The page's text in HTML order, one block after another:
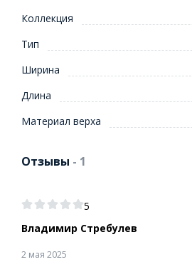
Коллекция
Тип
Ширина
Длина
Материал верха
Отзывы - 1
5
Владимир Стребулев
2 мая 2025